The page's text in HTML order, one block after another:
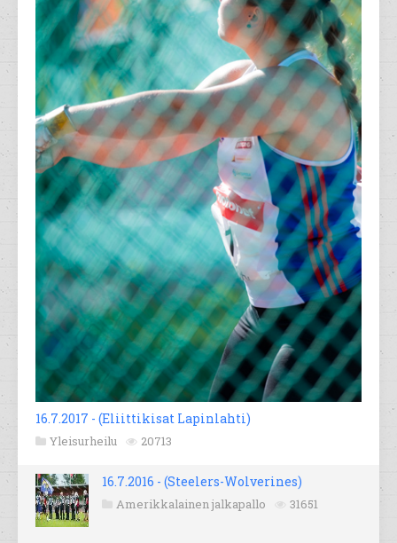
16.7.2017 - (Eliittikisat Lapinlahti)
Yleisurheilu 20713
16.7.2016 - (Steelers-Wolverines)
Amerikkalainen jalkapallo 31651